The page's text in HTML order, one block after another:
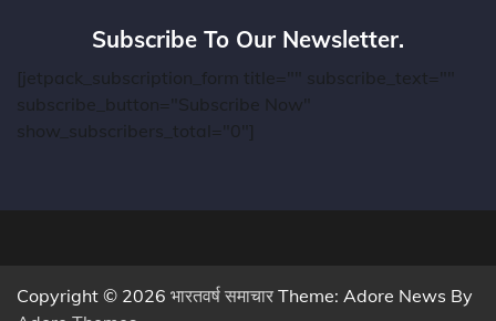
Subscribe To Our Newsletter.
[jetpack_subscription_form title="" subscribe_text=""
subscribe_button="Subscribe Now"
show_subscribers_total="0"]
Copyright © 2026 भारतवर्ष समाचार Theme: Adore News By